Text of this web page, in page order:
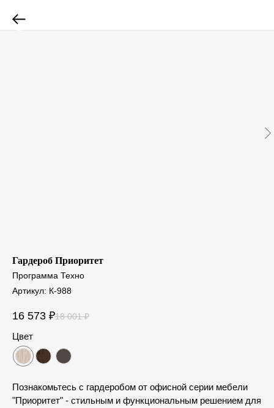
Гардероб Приоритет
Программа Техно
Артикул: К-988
16 573 ₽18 001 ₽
Цвет
Познакомьтесь с гардеробом от офисной серии мебели
"Приоритет" - стильным и функциональным решением для